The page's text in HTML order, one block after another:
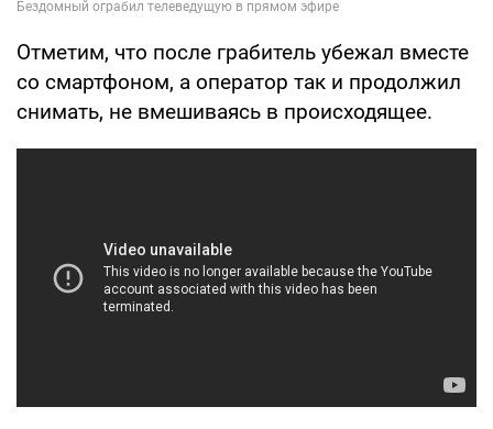
Отметим, что после грабитель убежал вместе
со смартфоном, а оператор так и продолжил
снимать, не вмешиваясь в происходящее.